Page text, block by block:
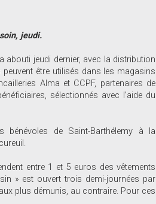
jeudi.
abouti jeudi dernier, avec la distribution
être utilisés dans les magasins
Alma et CCPF, partenaires de
sélectionnés avec l’aide du
bénévoles de Saint-Barthélemy à la
entre 1 et 5 euros des vêtements
» est ouvert trois demi-journées par
plus démunis, au contraire. Pour ces